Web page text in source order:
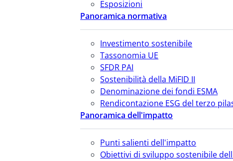
Esposizioni
Panoramica normativa
Investimento sostenibile
Tassonomia UE
SFDR PAI
Sostenibilità della MiFID II
Denominazione dei fondi ESMA
Rendicontazione ESG del terzo
Panoramica dell'impatto
Punti salienti dell'impatto
Obiettivi di sviluppo sostenibile